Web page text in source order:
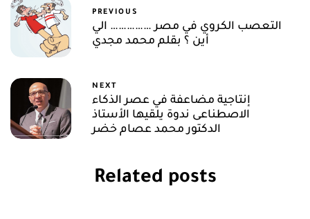
PREVIOUS
التعصب الكروي في مصر …………… الي
أين ؟ بقلم محمد مجدي
NEXT
إنتاجية مضاعفة في عصر الذكاء
الاصطناعى ندوة يلقيها الأستاذ
الدكتور محمد عصام خضر
Related posts